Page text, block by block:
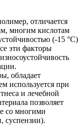
отличается
многим кислотам
(-15 °С)
эти факторы
обладает
используется при
и лечебной
позволяет
со многими
суспензии).